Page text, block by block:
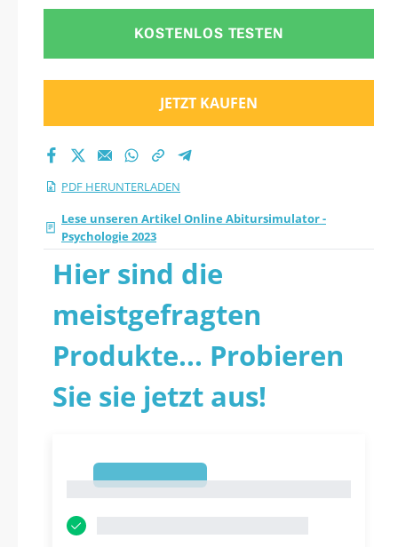
KOSTENLOS TESTEN
JETZT KAUFEN
PDF HERUNTERLADEN
Lese unseren Artikel Online Abitursimulator -
Psychologie 2023
Hier sind die
meistgefragten
Produkte... Probieren
Sie sie jetzt aus!